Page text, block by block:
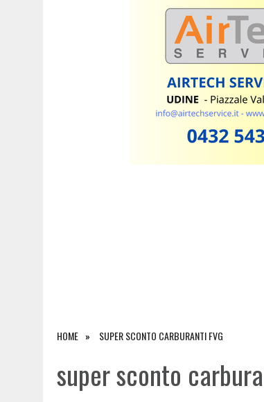
ORIGINARIO DI BANNIA TRA I MORTI
INCIDENTE ALLO SVINCOLO DI
HOME SUPER SCONTO CARBURANTI FVG
super sconto